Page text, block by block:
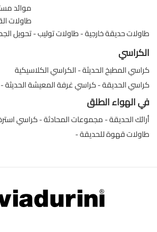
موائد
طاولات
تحويل طاولات توليب طاولات حديقة خارجية
الكراسي
الكراسي الكلاسيكية كراسي المطبخ الحديثة
كراسي غرفة المعيشة الحديثة كراسي الحديقة
في الهواء الطلق
كراسي مجموعات المحادثة أرائك الحديقة
طاولات قهوة للحديقة